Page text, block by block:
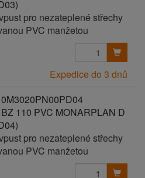
pro nezateplené střechy
PVC manžetou
Expedice do 3 dnů
110 PVC MONARPLAN D
pro nezateplené střechy
PVC manžetou